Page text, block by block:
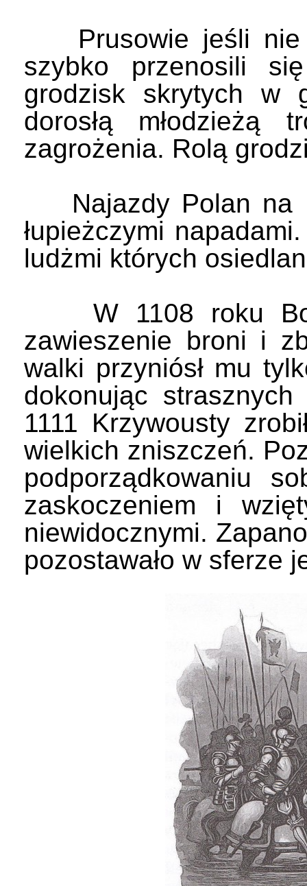
Prusowie jeśli nie
szybko przenosili
grodzisk skrytych w
dorosłą młodzieżą
zagrożenia. Rolą
Najazdy Polan na
łupieżczymi
ludżmi których
W 1108 roku
zawieszenie broni i
walki przyniósł mu
dokonując
1111 Krzywousty
wielkich zniszczeń.
podporządkowaniu
zaskoczeniem i
niewidocznymi.
pozostawało w sferze